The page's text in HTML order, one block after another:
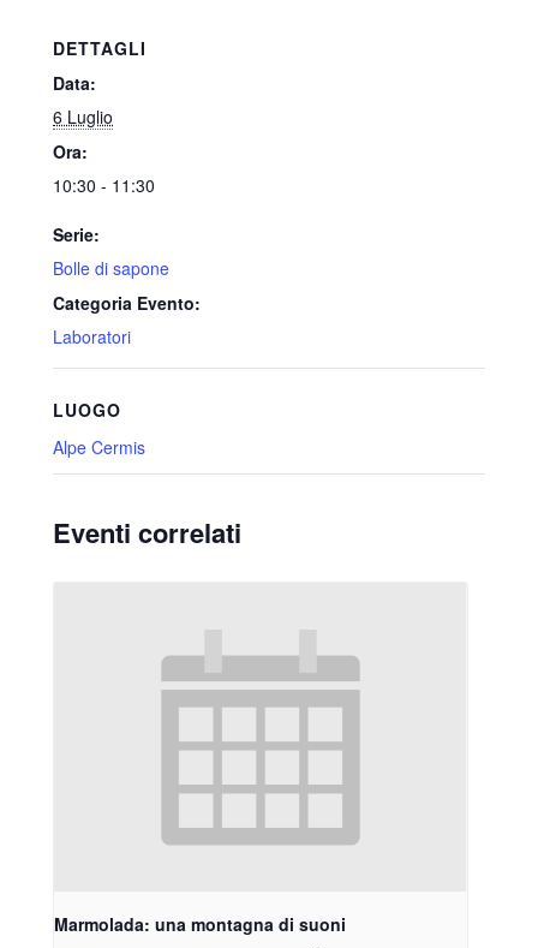
DETTAGLI
Data:
6 Luglio
Ora:
10:30 - 11:30
Serie:
Bolle di sapone
Categoria Evento:
Laboratori
LUOGO
Alpe Cermis
Eventi correlati
Marmolada: una montagna di suoni